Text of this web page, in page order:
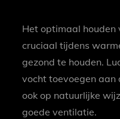
Het optimaal houden
cruciaal tijdens
gezond te houden.
vocht toevoegen aan
ook op natuurlijke
goede ventilatie.